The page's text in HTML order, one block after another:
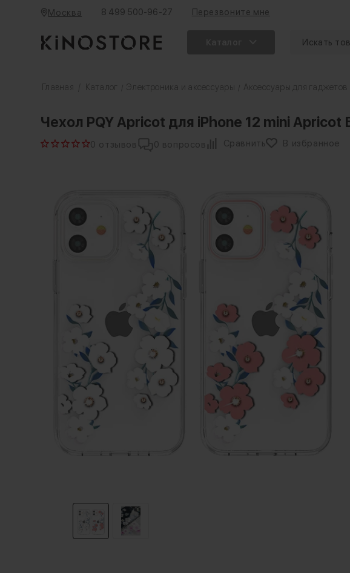
Москва 8 499 500-96-27 Перезвоните мне
Главная Каталог Электроника и аксессуары Аксессуары для гаджетов
Чехол PQY Apricot для iPhone 12 mini Apricot
0 отзывов 0 вопросов Сравнить В избранное